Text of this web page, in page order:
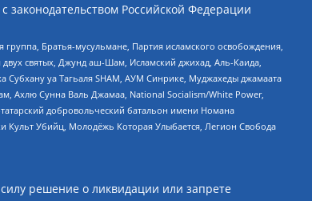
Российской Федерации
Братья-мусульмане, Партия исламского освобождения,
святых, Джунд аш-Шам, Исламский джихад, Аль-Каида,
уа Тагьаля SHAM, АУМ Синрике, Муджахеды джамаата
Ахлю Сунна Валь Джамаа, National Socialism/White Power,
добровольческий батальон имени Номана
Культ Убийц, Молодёжь Которая Улыбается, Легион Свобода
решение о ликвидации или запрете